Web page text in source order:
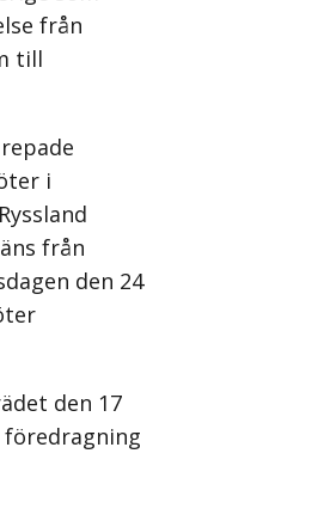
från
till
i
från
den 24
den 17
föredragning